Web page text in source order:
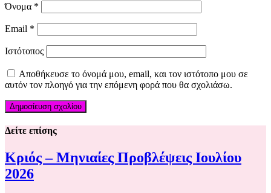
Όνομα *
Email *
Ιστότοπος
Αποθήκευσε το όνομά μου, email, και τον ιστότοπο μου σε
αυτόν τον πλοηγό για την επόμενη φορά που θα σχολιάσω.
Δείτε επίσης
Κριός – Μηνιαίες Προβλέψεις Ιουλίου
2026